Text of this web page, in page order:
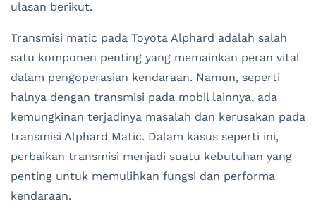
ulasan berikut.
Transmisi matic pada Toyota Alphard adalah salah
satu komponen penting yang memainkan peran vital
dalam pengoperasian kendaraan. Namun, seperti
halnya dengan transmisi pada mobil lainnya, ada
kemungkinan terjadinya masalah dan kerusakan pada
transmisi Alphard Matic. Dalam kasus seperti ini,
perbaikan transmisi menjadi suatu kebutuhan yang
penting untuk memulihkan fungsi dan performa
kendaraan.